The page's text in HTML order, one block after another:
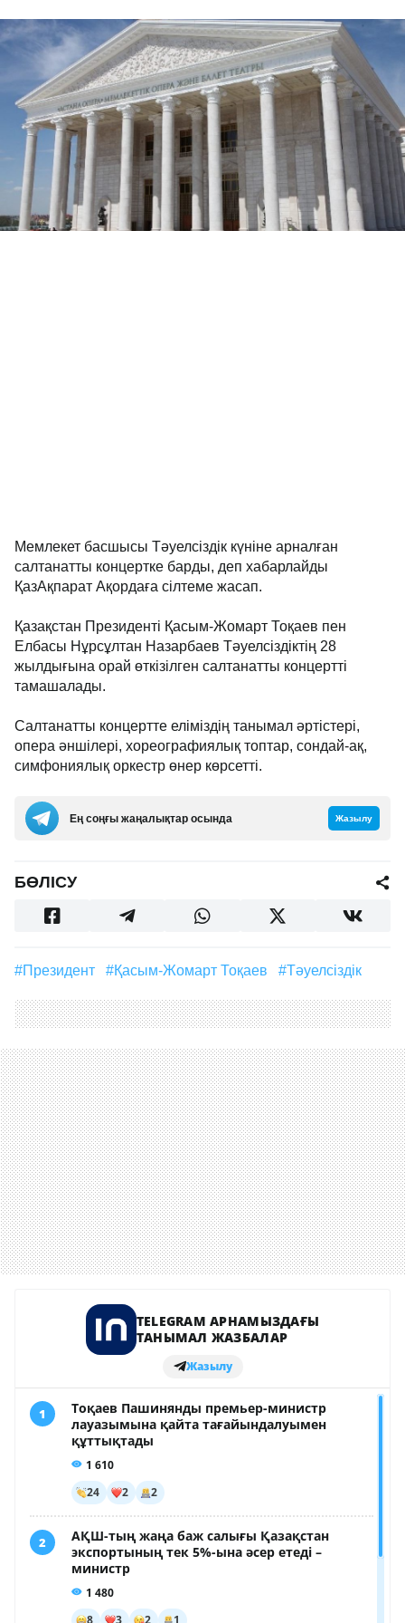
Мемлекет басшысы Тәуелсіздік күніне арналған
салтанатты концертке барды, деп хабарлайды
ҚазАқпарат Ақордаға сілтеме жасап.
Қазақстан Президенті Қасым-Жомарт Тоқаев пен
Елбасы Нұрсұлтан Назарбаев Тәуелсіздіктің 28
жылдығына орай өткізілген салтанатты концертті
тамашалады.
Салтанатты концертте еліміздің танымал әртістері,
опера әншілері, хореографиялық топтар, сондай-ақ,
симфониялық оркестр өнер көрсетті.
Ең соңғы жаңалықтар осында Жазылу
БӨЛІСУ
#Президент #Қасым-Жомарт Тоқаев #тәуелсіздік